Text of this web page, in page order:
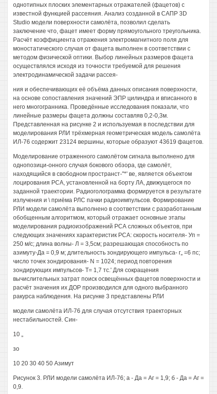
однотипных плоских элементарных отражателей (фацетов) с
известной функцией рассеяния. Анализ созданной в САПР 3D
Studio модели поверхности самолёта, позволил сделать
заключение что, фацет имеет форму прямоугольного треугольника.
Расчёт коэффициента отражения электромагнитного поля для
моностатического случая от фацета выполнен в соответствии с
методом физической оптики. Выбор линейных размеров фацета
осуществлялся исходя из точности требуемой для решения
электродинамической задачи рассея-
ния и обеспечивающих её объёма данных описания поверхности,
на основе сопоставления значений ЭПР цилиндра и вписанного в
него многогранника. Проведённые исследования показали, что
линейные размеры фацета должны составляв 0,2-0,3м.
Представленная на рисунке 2 и используемая в последствии для
моделирования РЛИ трёхмерная геометрическая модель самолёта
ИЛ-76 содержит 23124 вершины, которые образуют 43619 фацетов.
Моделирование отраженного самолётом сигнала выполнено для
однопозици-онного случая бокового обзора, где самолёт,
находящийся в свободном пространст-"*' ве, является объектом
лоцирования РСА, установленной на борту ЛА, движущегося по
заданной траектории. Радиоголограмма формируется в результате
излучения и \ приёма РЛС пачки радиоимпульсов. Формирование
РЛИ модели самолёта выполнено в соответствии с разработанным
обобщенным алгоритмом, который отражает основные этапы
моделирования радиоизображений РСА сложных объектов, при
следующих значениях характеристик РСА: скорость носителя- Уп =
250 м/с; длина волны- Л = 3,5см; разрешающая способность по
азимуту-Да = 0,9 м; длительность зондирующего импульса- г„ =6 пс;
число точек зондирования- N = 1024; период повторения
зондирующих импульсов- Т= 1,7 тс.' Для сокращения
вычислительных затрат поиск освещённых фацетов поверхности и
расчёт значения их ДОР производился для одного выбранного
ракурса наблюдения. На рисунке 3 представлены РЛИ
модели самолёта ИЛ-76 для случая отсутствия траекторных
нестабильностей. Син-
10 „
зо
10 20 30 40 50 Азимут
Рисунок 3. РЛИ модели самолёта ИЛ-76; а - Да = Аг = 1,9; б - Да = Аг =
0,9.